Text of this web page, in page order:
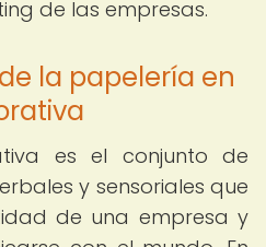
de las empresas.
la papelería en
es el conjunto de
y sensoriales que
de una empresa y